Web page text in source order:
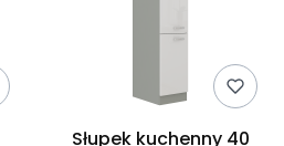
Słupek kuchenny 40